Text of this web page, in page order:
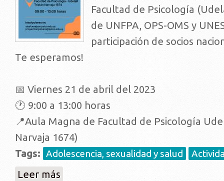
Facultad de Psicología
de UNFPA, OPS-OMS y
participación de socios
Te esperamos!
📅 Viernes 21 de abril del 2023
🕐 9:00 a 13:00 horas
📍Aula Magna de Facultad de Psicología
Narvaja 1674)
Tags: Adolescencia, sexualidad y salud
Leer más